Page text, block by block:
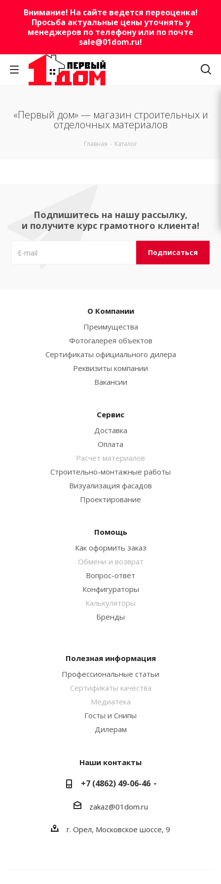
Внимание! На сайте ведется переоценка!
Просьба актуальные цены уточнять у
менеджеров по телефону или по почте
sale@01dom.ru!
«Первый дом» — магазин строительных и
отделочных материалов
Главная - Каталог
Подпишитесь на нашу рассылку,
и получите курс грамотного клиента!
О Компании
Преимущества
Фотогалерея объектов
Сертификаты официального дилера
Реквизиты компании
Вакансии
Сервис
Доставка
Оплата
Расчет материалов
Строительно-монтажные работы
Визуализация фасадов
Проектирование
Помощь
Как оформить заказ
Обмени и возврат
Вопрос-ответ
Конфигураторы
Калькуляторы
Бренды
Полезная информация
Профессиональные статьи
Сертификаты качества
Медиатека
Госты и Снипы
Дилерам
Наши контакты
+7 (4862) 49-06-46
zakaz@01dom.ru
г. Орел, Московское шоссе, 9